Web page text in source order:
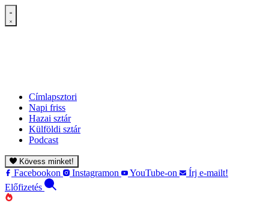
Címlapsztori
Napi friss
Hazai sztár
Külföldi sztár
Podcast
Kövess minket!
Facebookon Instagramon YouTube-on
Írj e-mailt!
Előfizetés